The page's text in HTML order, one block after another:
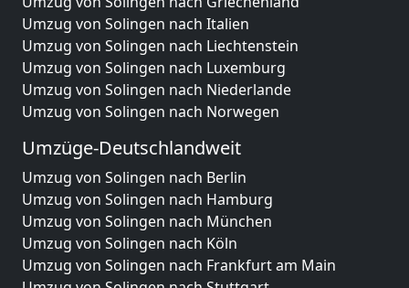
Umzug von Solingen nach Italien
Umzug von Solingen nach Liechtenstein
Umzug von Solingen nach Luxemburg
Umzug von Solingen nach Niederlande
Umzug von Solingen nach Norwegen
Umzüge-Deutschlandweit
Umzug von Solingen nach Berlin
Umzug von Solingen nach Hamburg
Umzug von Solingen nach München
Umzug von Solingen nach Köln
Umzug von Solingen nach Frankfurt am Main